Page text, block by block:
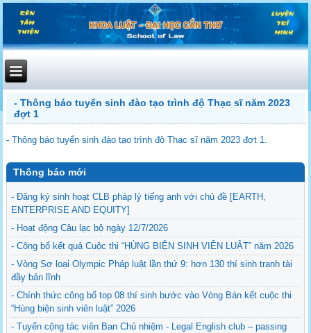
- Thông báo tuyển sinh đào tạo trình độ Thạc sĩ năm 2023
đợt 1
- Thông báo tuyển sinh đào tạo trình độ Thạc sĩ năm 2023 đợt 1.
Thông báo mới
- Đăng ký sinh hoạt CLB pháp lý tiếng anh với chủ đề [EARTH,
ENTERPRISE AND EQUITY]
- Hoạt động Câu lạc bộ ngày 12/7/2026
- Công bố kết quả Cuộc thi “HÙNG BIỆN SINH VIÊN LUẬT” năm 2026
- Vòng Sơ loại Olympic Pháp luật lần thứ 9: hơn 130 thí sinh tranh tài
đầy bản lĩnh
- Chính thức công bố top 08 thí sinh bước vào Vòng Bán kết cuộc thi
“Hùng biện sinh viên luật” 2026
- Tuyển cộng tác viên Ban Chủ nhiệm - Legal English club – passing